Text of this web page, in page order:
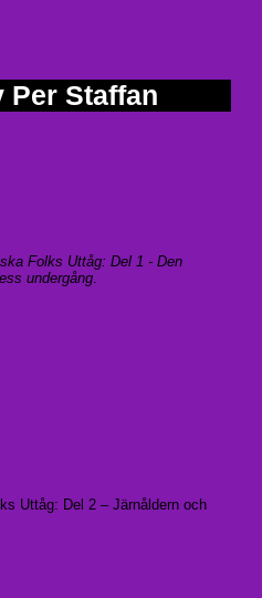
Per Staffan
Folks Uttåg: Del 1 - Den
undergång.
Uttåg: Del 2 – Järnåldern och